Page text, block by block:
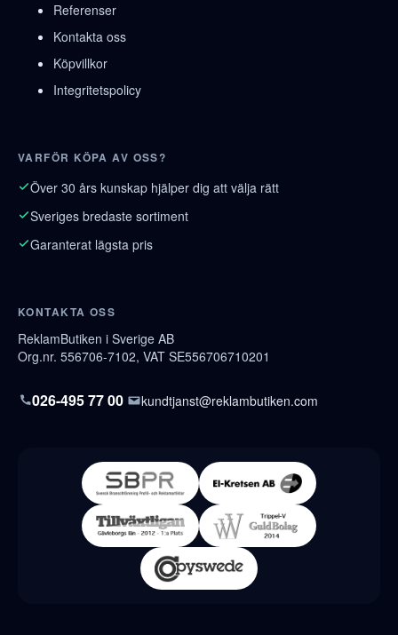
Referenser
Kontakta oss
Köpvillkor
Integritetspolicy
VARFÖR KÖPA AV OSS?
Över 30 års kunskap hjälper dig att välja rätt
Sveriges bredaste sortiment
Garanterat lägsta pris
KONTAKTA OSS
ReklamButiken i Sverige AB
Org.nr. 556706-7102, VAT SE556706710201
026-495 77 00 kundtjanst@reklambutiken.com